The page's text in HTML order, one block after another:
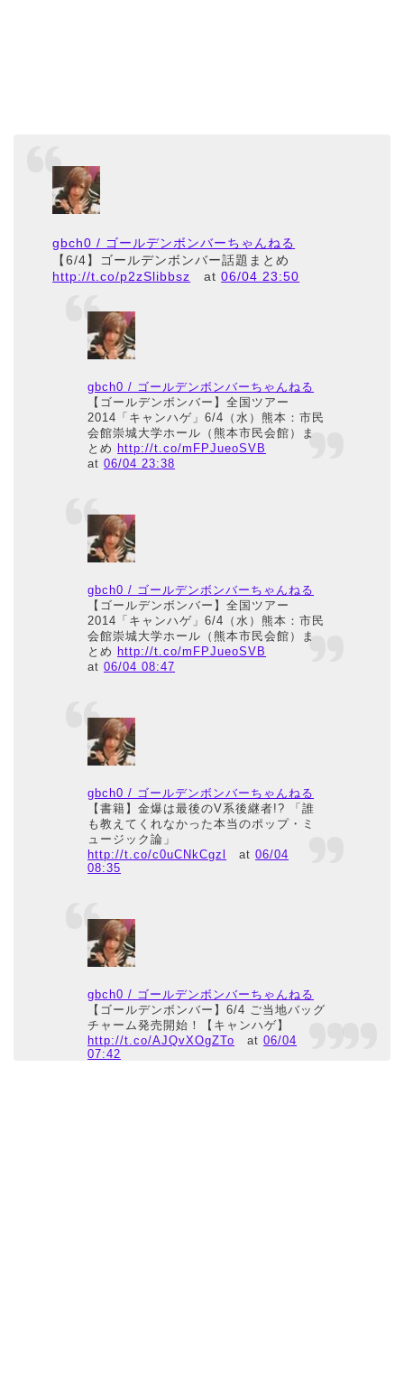
gbch0 / ゴールデンボンバーちゃんねる
【6/4】ゴールデンボンバー話題まとめ
http://t.co/p2zSlibbsz at06/04 23:50
gbch0 / ゴールデンボンバーちゃんねる
【ゴールデンボンバー】全国ツアー
2014「キャンハゲ」6/4（水）熊本：市民
会館崇城大学ホール（熊本市民会館）ま
とめ http://t.co/mFPJueoSVB
at06/04 23:38
gbch0 / ゴールデンボンバーちゃんねる
【ゴールデンボンバー】全国ツアー
2014「キャンハゲ」6/4（水）熊本：市民
会館崇城大学ホール（熊本市民会館）ま
とめ http://t.co/mFPJueoSVB
at06/04 08:47
gbch0 / ゴールデンボンバーちゃんねる
【書籍】金爆は最後のV系後継者!? 「誰
も教えてくれなかった本当のポップ・ミ
ュージック論」
http://t.co/c0uCNkCgzl
at06/04
08:35
gbch0 / ゴールデンボンバーちゃんねる
【ゴールデンボンバー】6/4 ご当地バッグ
チャーム発売開始！【キャンハゲ】
http://t.co/AJQvXOgZTo at06/04
07:42